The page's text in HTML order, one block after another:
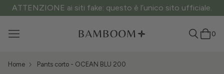
ATTENZIONE ai siti fake: questo è l’unico sito ufficiale.
0
Home Pants corto - OCEAN BLU 200